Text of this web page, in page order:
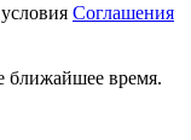
Соглашения
ближайшее время.